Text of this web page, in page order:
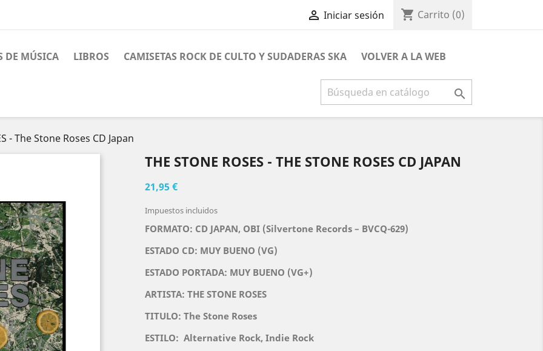
 Iniciar sesión shopping_cart Carrito (0)
DE MÚSICA LIBROS CAMISETAS ROCK DE CULTO Y SUDADERAS SKA VOLVER A LA WEB

- The Stone Roses CD Japan
THE STONE ROSES - THE STONE ROSES CD JAPAN
21,95 €
Impuestos incluidos
FORMATO: CD JAPAN, OBI (Silvertone Records – BVCQ-629)
ESTADO CD: MUY BUENO (VG)
ESTADO PORTADA: MUY BUENO (VG+)
ARTISTA: THE STONE ROSES
TITULO: The Stone Roses
ESTILO: Alternative Rock, Indie Rock